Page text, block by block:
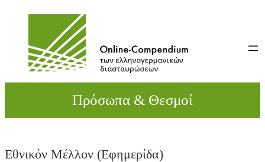
Πρόσωπα & Θεσμοί
Εθνικόν Μέλλον (Εφημερίδα)